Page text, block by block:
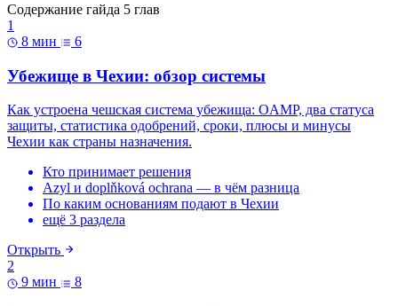
Содержание гайда 5 глав
1
8 мин
6
Убежище в Чехии: обзор системы
Как устроена чешская система убежища: OAMP, два статуса
защиты, статистика одобрений, сроки, плюсы и минусы
Чехии как страны назначения.
Кто принимает решения
Azyl и doplňková ochrana — в чём разница
По каким основаниям подают в Чехии
ещё 3 раздела
Открыть
2
9 мин
8